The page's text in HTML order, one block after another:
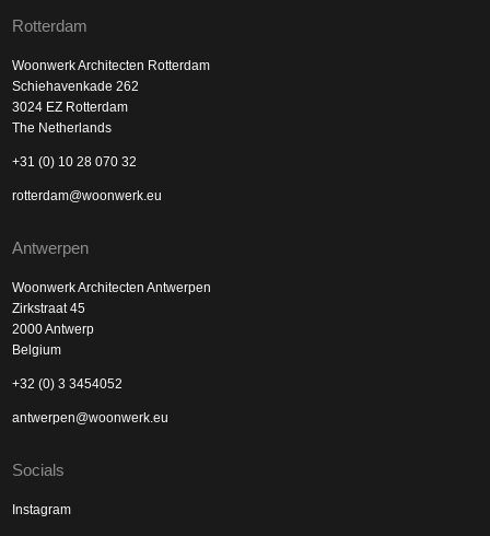
Rotterdam
Woonwerk Architecten Rotterdam
Schiehavenkade 262
3024 EZ Rotterdam
The Netherlands
+31 (0) 10 28 070 32
rotterdam@woonwerk.eu
Antwerpen
Woonwerk Architecten Antwerpen
Zirkstraat 45
2000 Antwerp
Belgium
+32 (0) 3 3454052
antwerpen@woonwerk.eu
Socials
Instagram